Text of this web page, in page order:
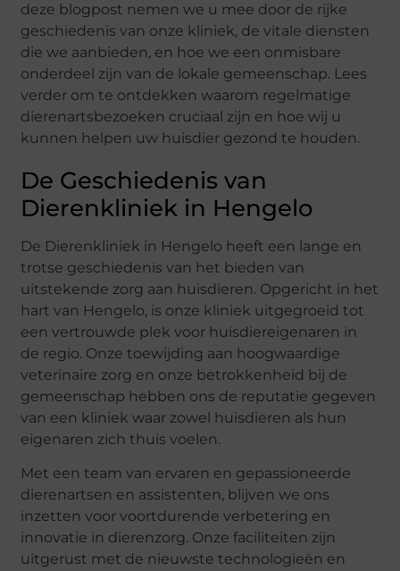
deze blogpost nemen we u mee door de rijke
geschiedenis van onze kliniek, de vitale diensten
die we aanbieden, en hoe we een onmisbare
onderdeel zijn van de lokale gemeenschap. Lees
verder om te ontdekken waarom regelmatige
dierenartsbezoeken cruciaal zijn en hoe wij u
kunnen helpen uw huisdier gezond te houden.
De Geschiedenis van
Dierenkliniek in Hengelo
De Dierenkliniek in Hengelo heeft een lange en
trotse geschiedenis van het bieden van
uitstekende zorg aan huisdieren. Opgericht in het
hart van Hengelo, is onze kliniek uitgegroeid tot
een vertrouwde plek voor huisdiereigenaren in
de regio. Onze toewijding aan hoogwaardige
veterinaire zorg en onze betrokkenheid bij de
gemeenschap hebben ons de reputatie gegeven
van een kliniek waar zowel huisdieren als hun
eigenaren zich thuis voelen.
Met een team van ervaren en gepassioneerde
dierenartsen en assistenten, blijven we ons
inzetten voor voortdurende verbetering en
innovatie in dierenzorg. Onze faciliteiten zijn
uitgerust met de nieuwste technologieën en